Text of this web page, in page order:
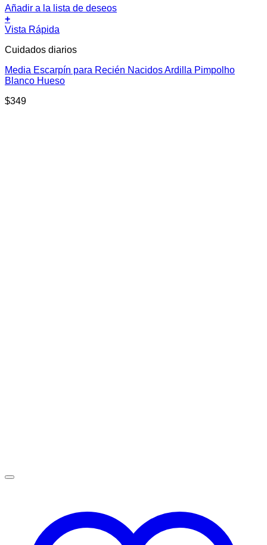
Añadir a la lista de deseos
+
Vista Rápida
Cuidados diarios
Media Escarpín para Recién Nacidos Ardilla Pimpolho
Blanco Hueso
$349